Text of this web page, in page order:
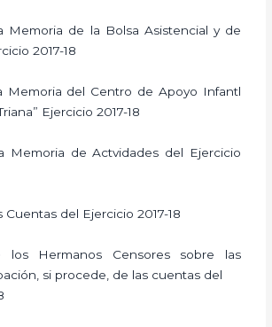
Memoria de la Bolsa Asistencial y de
2017-18
Memoria del Centro de Apoyo Infantl
Ejercicio 2017-18
Memoria de Actvidades del Ejercicio
Cuentas del Ejercicio 2017-18
Hermanos Censores sobre las
si procede, de las cuentas del